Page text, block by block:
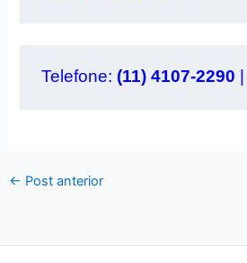
Telefone: (11) 4107-2290
← Post anterior